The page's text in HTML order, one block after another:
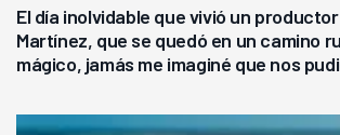
El día inolvidable que vivió un
Martínez, que se quedó en un camino
mágico, jamás me imaginé que nos